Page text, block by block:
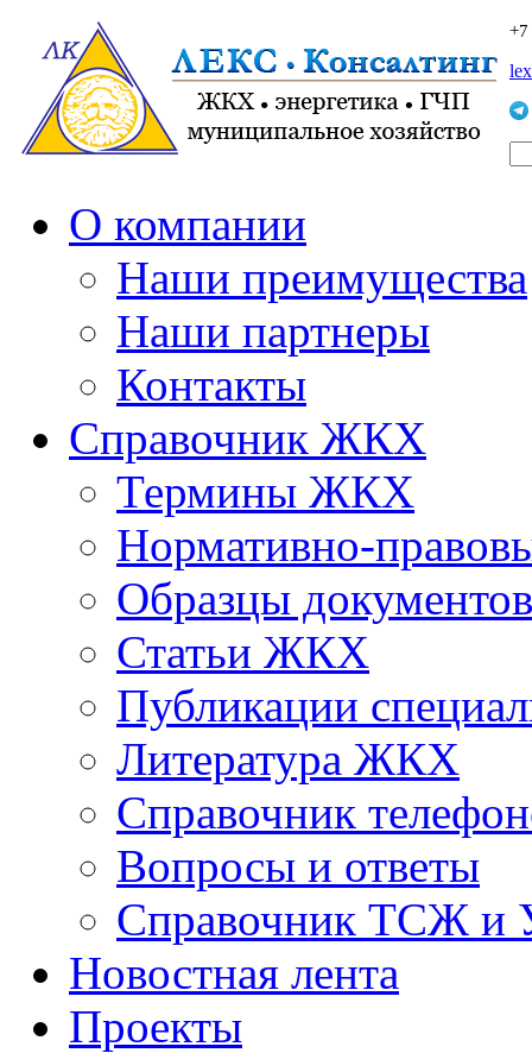
О компании
Наши преимущества
Наши партнеры
Контакты
Справочник ЖКХ
Термины ЖКХ
Нормативно-
Образцы документов
Статьи ЖКХ
Публикации
Литература ЖКХ
Справочник
Вопросы и ответы
Справочник ТСЖ и
Новостная лента
Проекты